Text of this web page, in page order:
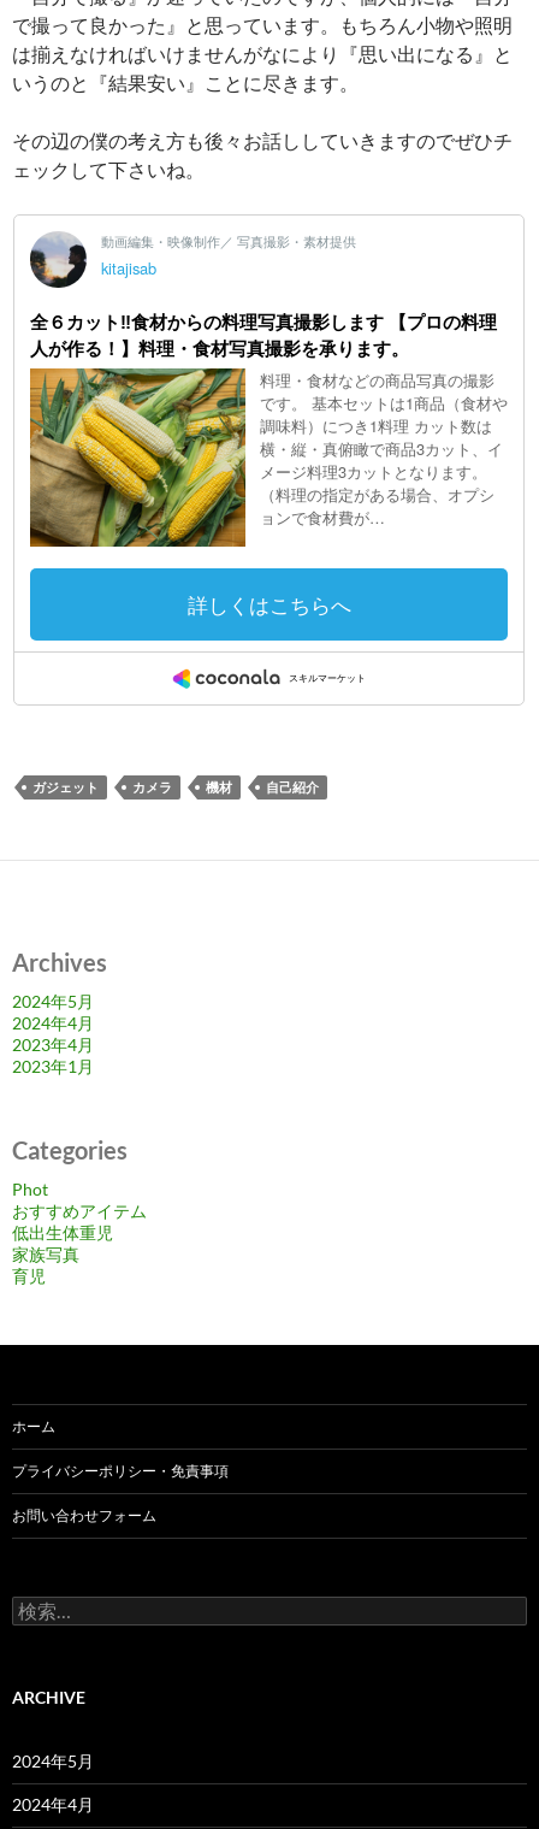
で撮って良かった』と思っています。もちろん小物や照明
は揃えなければいけませんがなにより『思い出になる』と
いうのと『結果安い』ことに尽きます。
その辺の僕の考え方も後々お話ししていきますのでぜひチ
ェックして下さいね。
ガジェット カメラ 機材 自己紹介
Archives
2024年5月
2024年4月
2023年4月
2023年1月
Categories
Phot
おすすめアイテム
低出生体重児
家族写真
育児
ホーム
プライバシーポリシー・免責事項
お問い合わせフォーム
検
索:
ARCHIVE
2024年5月
2024年4月